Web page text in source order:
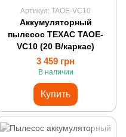
Артикул: TAOE-VC10
Аккумуляторный
пылесос ТЕХАС TAOE-
VC10 (20 В/каркас)
3 459 грн
В наличии
Купить